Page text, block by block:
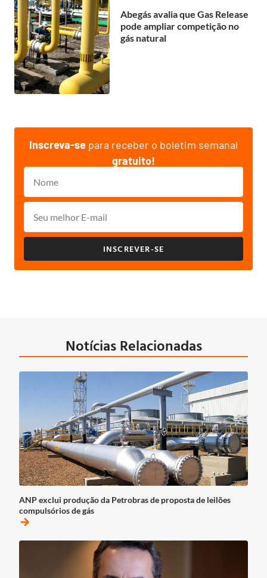
Abegás avalia que Gas Release
pode ampliar competição no
gás natural
Inscreva-se para receber o boletim semanal
gratuito!
INSCREVER-SE
Notícias Relacionadas
ANP exclui produção da Petrobras de proposta de leilões
compulsórios de gás
arrow_forward